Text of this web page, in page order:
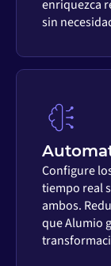
enriquezca
sin
Configure
tiempo real
ambos.
que Alumio